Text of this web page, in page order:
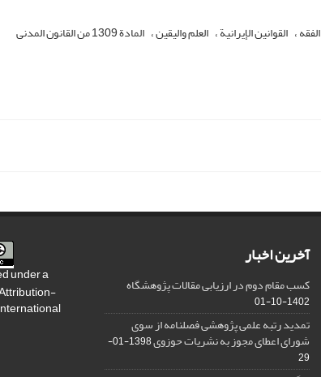
الفقه القوانین الإیرانیة العلم والیقین المادة 1309 من القانون المدنی
آخرین اخبار
کسب مقام دوم در ارزیابی مقالات پژوهشگاه
1402-10-01
تمدید رتبه علمی پژوهشی فصلنامه از سوی
شورای اعطای مجوز به نشریات حوزوی
1398-01-
29
under a